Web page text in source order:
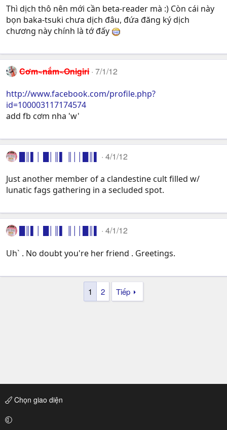
Thì dịch thô nên mới cần beta-reader mà :) Còn cái này
bọn baka-tsuki chưa dịch đâu, đứa đăng ký dịch
chương này chính là tớ đấy
Cơm~nắm~Onigiri 7/1/12
http://www.facebook.com/profile.php?
id=100003117174574
add fb cơm nha 'w'
4/1/12
Just another member of a clandestine cult filled w/
lunatic fags gathering in a secluded spot.
4/1/12
Uh` . No doubt you're her friend . Greetings.
1 2 Tiếp
Chọn giao diện